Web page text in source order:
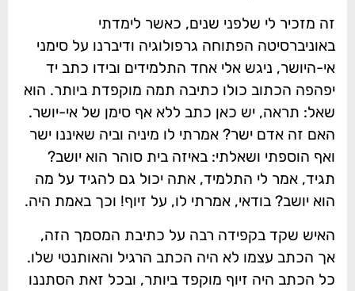
זה מזכיר לי שלפני שנים, כאשר לימדתי
באוניברסיטה הפתוחה גרפולוגיה ודיברנו על סימני
אי-היושר, ניגש אלי אחד התלמידים ובידו כתב יד
יפהפה הכתוב כולו כתיבה תמה מוקפדת ביותר. הוא
שאל: תראה, יש כאן כתב ללא אף סימן של אי-יושר.
האם זה אדם ישר? אמרתי לו מיניה וביה שאיננו ישר
ואף הוספתי ושאלתי: באיזה בית סוהר הוא יושב?
תגיד, אמר לי התלמיד, אתה יכול גם להגיד על מה
הוא יושב? בודאי, אמרתי לו, על זיוף! וכך באמת היה.
האיש שקד בקפידה רבה על כתיבת המסמך הזה,
אך הכתב עצמו לא היה הכתב הרגיל והאותנטי שלו.
כל הכתב היה זיוף מוקפד ביותר, ובכל זאת הסתננו